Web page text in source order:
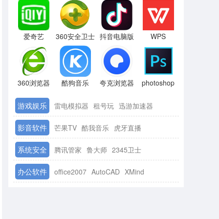
爱奇艺 360安全卫士 抖音电脑版 WPS
360浏览器 酷狗音乐 夸克浏览器 photoshop
游戏娱乐 雷电模拟器 租号玩 迅游加速器
影音软件 芒果TV 酷我音乐 虎牙直播
系统安全 腾讯管家 鲁大师 2345卫士
办公软件 office2007 AutoCAD XMind